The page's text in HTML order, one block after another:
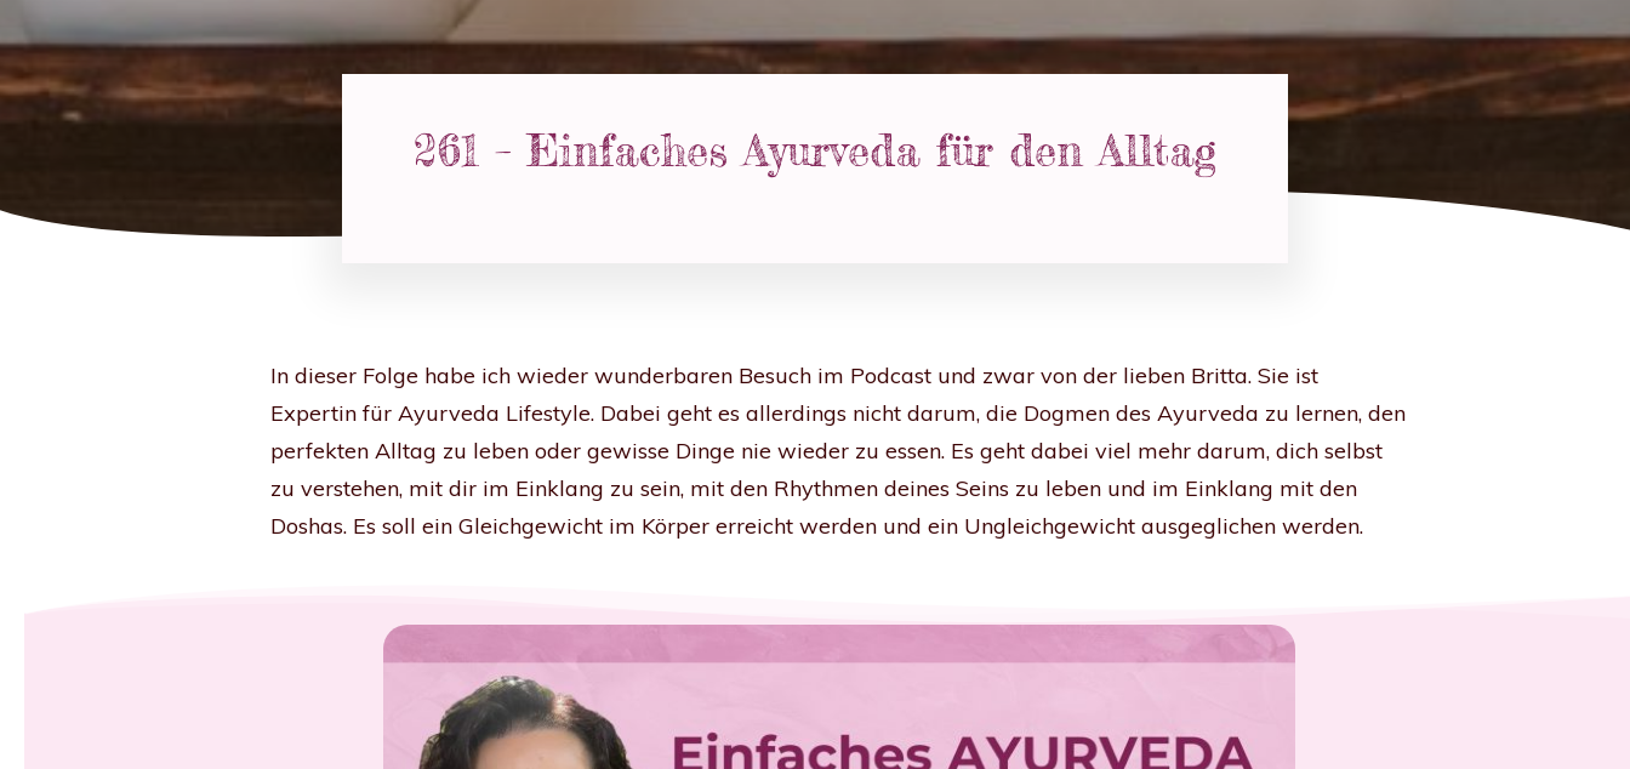
261 – Einfaches Ayurveda für den Alltag
In dieser Folge habe ich wieder wunderbaren Besuch im Podcast und zwar von der lieben Britta. Sie ist
Expertin für Ayurveda Lifestyle. Dabei geht es allerdings nicht darum, die Dogmen des Ayurveda zu lernen, den
perfekten Alltag zu leben oder gewisse Dinge nie wieder zu essen. Es geht dabei viel mehr darum, dich selbst
zu verstehen, mit dir im Einklang zu sein, mit den Rhythmen deines Seins zu leben und im Einklang mit den
Doshas. Es soll ein Gleichgewicht im Körper erreicht werden und ein Ungleichgewicht ausgeglichen werden.